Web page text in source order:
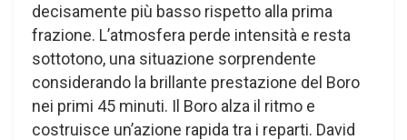
decisamente più basso rispetto alla prima
frazione. L’atmosfera perde intensità e resta
sottotono, una situazione sorprendente
considerando la brillante prestazione del Boro
nei primi 45 minuti. Il Boro alza il ritmo e
costruisce un’azione rapida tra i reparti. David